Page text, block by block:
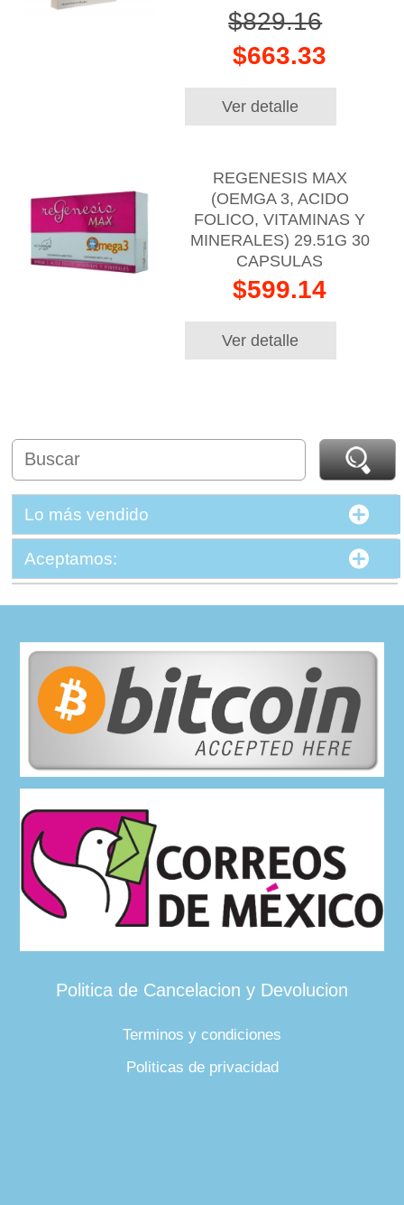
$829.16
$663.33
Ver detalle
REGENESIS MAX
(OEMGA 3, ACIDO
FOLICO, VITAMINAS Y
MINERALES) 29.51G 30
CAPSULAS
$599.14
Ver detalle
Lo más vendido
Aceptamos:
Politica de Cancelacion y Devolucion
Terminos y condiciones
Politicas de privacidad